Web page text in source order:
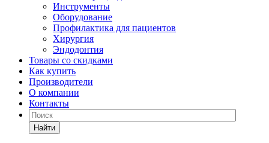
Инструменты
Оборудование
Профилактика для пациентов
Хирургия
Эндодонтия
Товары со скидками
Как купить
Производители
О компании
Контакты
Найти